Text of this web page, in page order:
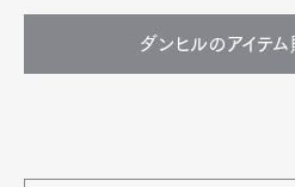
ダンヒルのアイテ